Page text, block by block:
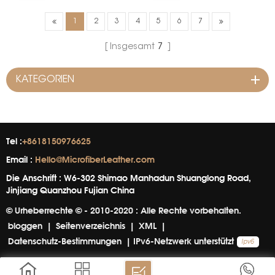
Markenname: WINIW
Mindestbestellmenge: 300
Laufmeter. Vorlaufzeit: 10-
Markenname: WINIW
Mindestbestellmenge: 300
Laufmeter. Vorlaufzeit: 10-
2 3 4 5 6 7
Insgesamt 7
KATEGORIEN
Tel :+8618150976625
Email : Hello@MicrofiberLeather.com
Die Anschrift : W6-302 Shimao Manhadun Shuanglong Road,
Jinjiang Quanzhou Fujian China
© Urheberrechte © - 2010-2020 : Alle Rechte vorbehalten.
bloggen | Seitenverzeichnis | XML |
Datenschutz-Bestimmungen | IPv6-Netzwerk unterstützt